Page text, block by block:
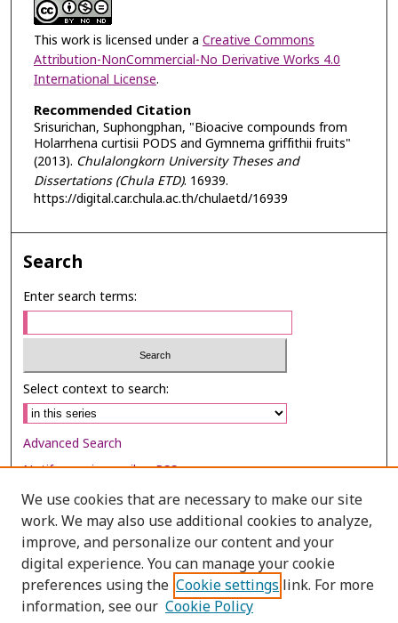
This work is licensed under a Creative Commons
Attribution-NonCommercial-No Derivative Works 4.0
International License.
Recommended Citation
Srisurichan, Suphongphan, "Bioacive compounds from
Holarrhena curtisii PODS and Gymnema griffithii fruits"
(2013). Chulalongkorn University Theses and
Dissertations (Chula ETD). 16939.
https://digital.car.chula.ac.th/chulaetd/16939
Search
Enter search terms:
Select context to search:
Advanced Search
Notify me via email orRSS
Browse
Collections
Disciplines
Authors
We use cookies that are necessary to make our site
work. We may also use additional cookies to analyze,
improve, and personalize our content and your
digital experience. You can manage your cookie
preferences using the Cookie settings link. For more
information, see our Cookie Policy